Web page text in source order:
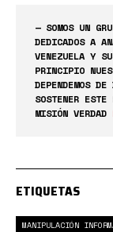
— SOMOS UN
DEDICADOS A
VENEZUELA Y
PRINCIPIO
DEPENDEMOS
SOSTENER
MISIÓN VERDAD
ETIQUETAS
MANIPULACIÓN